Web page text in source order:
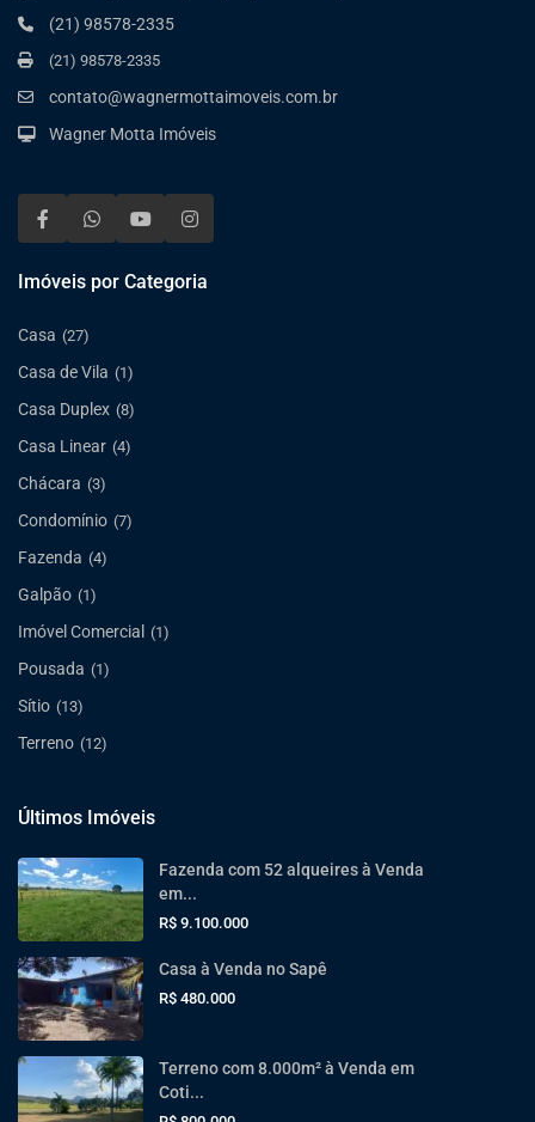
(21) 98578-2335
(21) 98578-2335
contato@wagnermottaimoveis.com.br
Wagner Motta Imóveis
Imóveis por Categoria
Casa (27)
Casa de Vila (1)
Casa Duplex (8)
Casa Linear (4)
Chácara (3)
Condomínio (7)
Fazenda (4)
Galpão (1)
Imóvel Comercial (1)
Pousada (1)
Sítio (13)
Terreno (12)
Últimos Imóveis
Fazenda com 52 alqueires à Venda
em...
R$ 9.100.000
Casa à Venda no Sapê
R$ 480.000
Terreno com 8.000m² à Venda em
Coti...